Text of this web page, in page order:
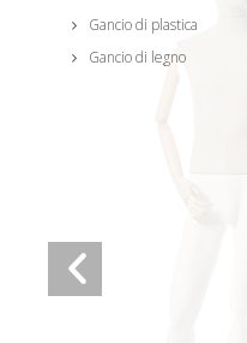
Gancio di plastica
Gancio di legno